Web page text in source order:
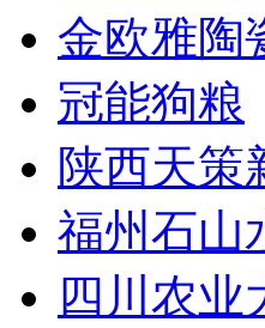
金欧雅陶
冠能狗粮
陕西天策
福州石山
四川农业